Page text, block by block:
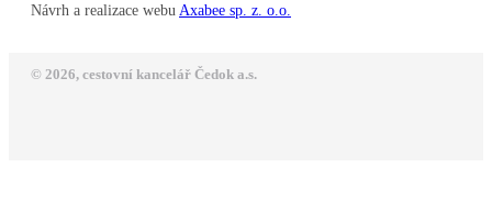
Návrh a realizace webu Axabee sp. z. o.o.
© 2026, cestovní kancelář Čedok a.s.